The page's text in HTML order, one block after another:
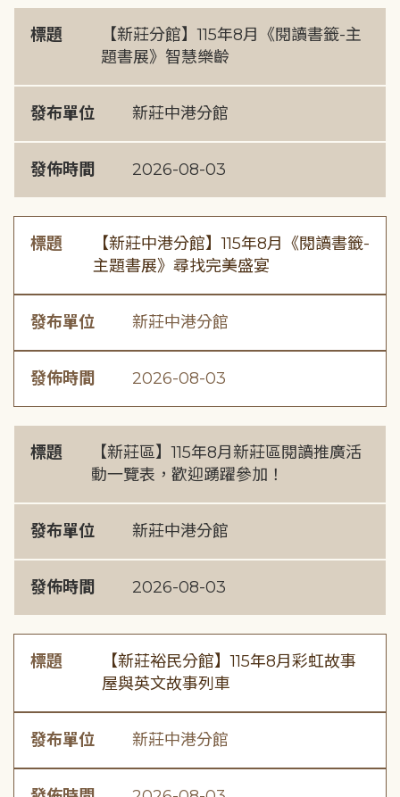
標題
【新莊分館】115年8月《閱讀書籤-主
題書展》智慧樂齡
發布單位 新莊中港分館
發佈時間 2026-08-03
標題
【新莊中港分館】115年8月《閱讀書籤-
主題書展》尋找完美盛宴
發布單位 新莊中港分館
發佈時間 2026-08-03
標題
【新莊區】115年8月新莊區閱讀推廣活
動一覽表，歡迎踴躍參加！
發布單位 新莊中港分館
發佈時間 2026-08-03
標題
【新莊裕民分館】115年8月彩虹故事
屋與英文故事列車
發布單位 新莊中港分館